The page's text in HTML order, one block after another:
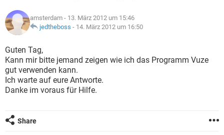
FACEBOOK
WHATSAPP TIKTOK
FACEBOOK
ANDROID
WINDOWS 10 INSTAGRAM
WHATSAPP
FACEBOOK HARDWARE
SPIELE STREAMING
ANDROID
WINDOWS 10
WHATSAPP
FACEBOOK
LEXIKON
SPIELE
ANDROID IOS
WINDOWS 10
FACEBOOK
amsterdam - 13. März 2012 um 15:46
jedtheboss - 14. März 2012 um 16:50
Guten Tag,
Kann mir bitte jemand zeigen wie ich das Programm Vuze
gut verwenden kann.
Ich warte auf eure Antworte.
Danke im voraus für Hilfe.
Share